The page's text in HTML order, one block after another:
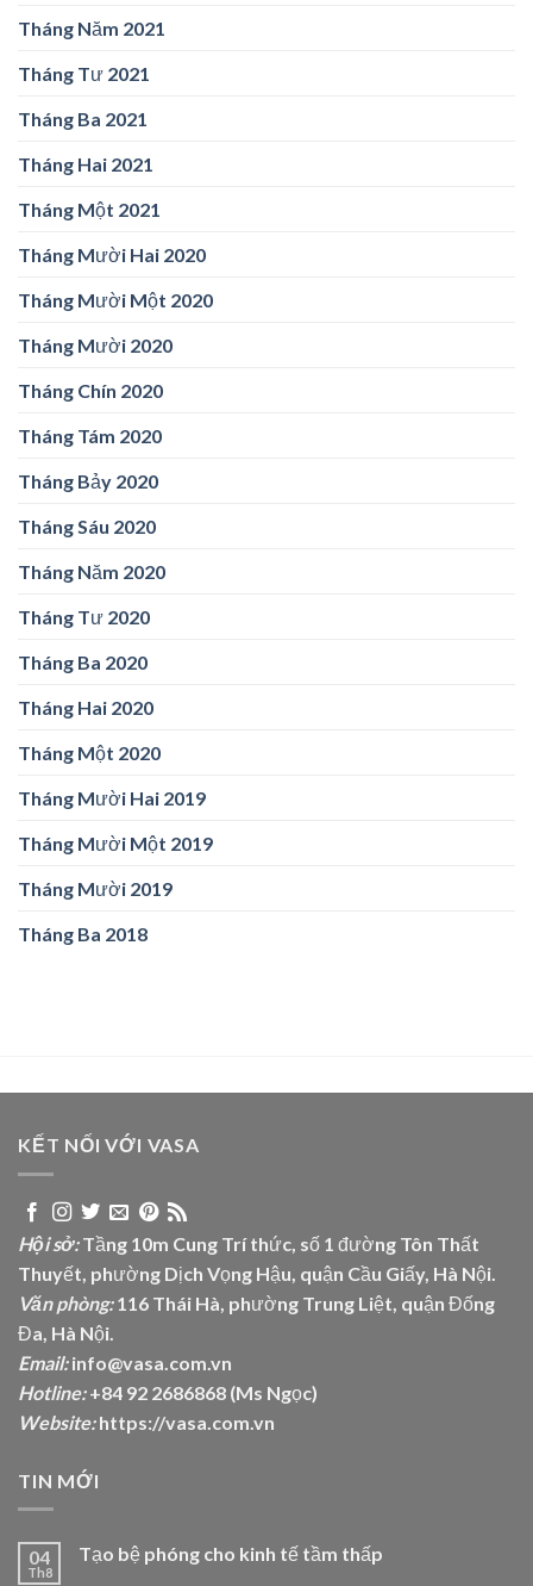
Tháng Năm 2021
Tháng Tư 2021
Tháng Ba 2021
Tháng Hai 2021
Tháng Một 2021
Tháng Mười Hai 2020
Tháng Mười Một 2020
Tháng Mười 2020
Tháng Chín 2020
Tháng Tám 2020
Tháng Bảy 2020
Tháng Sáu 2020
Tháng Năm 2020
Tháng Tư 2020
Tháng Ba 2020
Tháng Hai 2020
Tháng Một 2020
Tháng Mười Hai 2019
Tháng Mười Một 2019
Tháng Mười 2019
Tháng Ba 2018
KẾT NỐI VỚI VASA
Hội sở:Tầng 10m Cung Trí thức, số 1 đường Tôn Thất
Thuyết, phường Dịch Vọng Hậu, quận Cầu Giấy, Hà Nội.
Văn phòng:116 Thái Hà, phường Trung Liệt, quận Đống
Đa, Hà Nội.
Email:info@vasa.com.vn
Hotline:+84 92 2686868 (Ms Ngọc)
Website: https://vasa.com.vn
TIN MỚI
04
Th8
Tạo bệ phóng cho kinh tế tầm thấp